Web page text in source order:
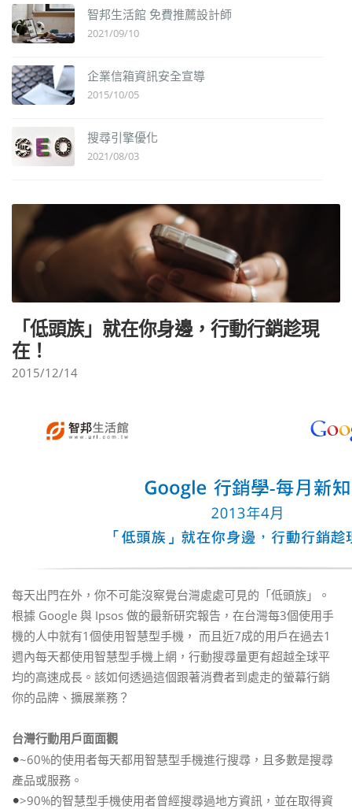
智邦生活館 免費推薦設計師
2021/09/10
企業信箱資訊安全宣導
2015/10/05
搜尋引擎優化
2021/08/03
「低頭族」就在你身邊，行動行銷趁現
在！
2015/12/14
每天出門在外，你不可能沒察覺台灣處處可見的「低頭族」。
根據 Google 與 Ipsos 做的最新研究報告，在台灣每3個使用手
機的人中就有1個使用智慧型手機， 而且近7成的用戶在過去1
週內每天都使用智慧型手機上網，行動搜尋量更有超越全球平
均的高速成長。該如何透過這個跟著消費者到處走的螢幕行銷
你的品牌、擴展業務？
台灣行動用戶面面觀
~60%的使用者每天都用智慧型手機進行搜尋，且多數是搜尋
產品或服務。
>90%的智慧型手機使用者曾經搜尋過地方資訊，並在取得資